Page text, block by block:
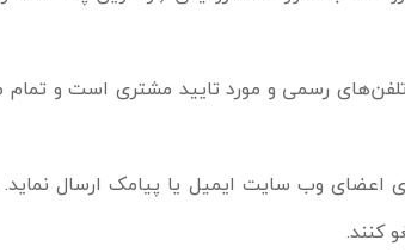
رسمی و مورد تایید مشتری است و
وب سایت ایمیل یا پیامک ارسال نماید.
کنند.